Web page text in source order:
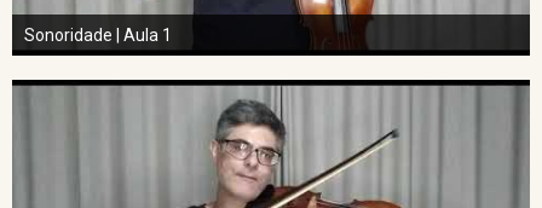
Sonoridade | Aula 1